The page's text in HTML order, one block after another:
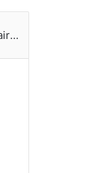
Commentaires